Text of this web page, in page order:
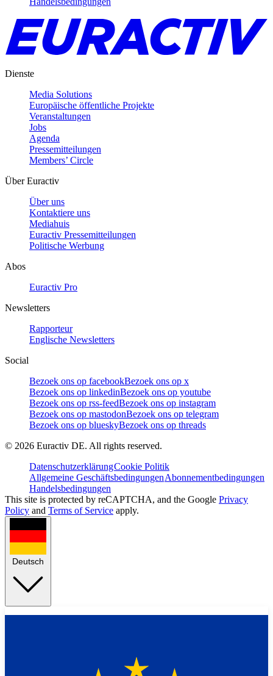
Dienste
Media Solutions
Europäische öffentliche Projekte
Veranstaltungen
Jobs
Agenda
Pressemitteilungen
Members’ Circle
Über Euractiv
Über uns
Kontaktiere uns
Mediahuis
Euractiv Pressemitteilungen
Politische Werbung
Abos
Euractiv Pro
Newsletters
Rapporteur
Englische Newsletters
Social
Bezoek ons op facebookBezoek ons op x
Bezoek ons op linkedinBezoek ons op youtube
Bezoek ons op rss-feedBezoek ons op instagram
Bezoek ons op mastodonBezoek ons op telegram
Bezoek ons op blueskyBezoek ons op threads
© 2026 Euractiv DE. All rights reserved.
DatenschutzerklärungCookie Politik
Allgemeine GeschäftsbedingungenAbonnementbedingungen
Handelsbedingungen
This site is protected by reCAPTCHA, and the Google Privacy
Policy and Terms of Service apply.
Deutsch